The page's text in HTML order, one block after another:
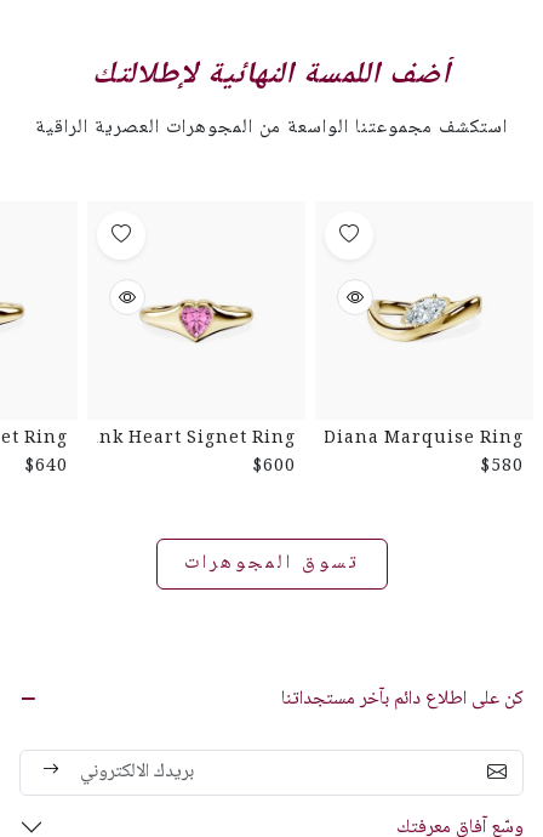
أضف اللمسة النهائية لإطلالتك
استكشف مجموعتنا الواسعة من المجوهرات العصرية الراقية
Diana Marquise Ring
$580
Pink Heart Signet Ring
$600
Ring
$640
تسوق المجوهرات
كن على اطلاع دائم بآخر مستجداتنا
وسّع آفاق معرفتك